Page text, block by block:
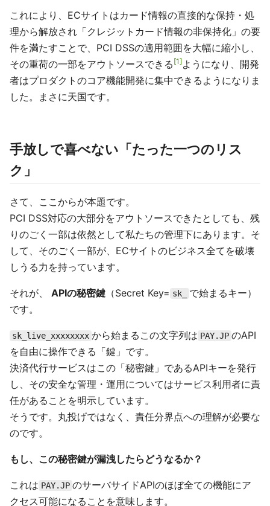
これにより、ECサイトはカード情報の直接的な保持・処
理から解放され「クレジットカード情報の非保持化」の要
件を満たすことで、PCI DSSの適用範囲を大幅に縮小し、
その重荷の一部をアウトソースできる 1 ようになり、開発
者はプロダクトのコア機能開発に集中できるようになりま
した。まさに天国です。
手放しで喜べない「たった一つのリス
ク」
さて、ここからが本題です。
PCI DSS対応の大部分をアウトソースできたとしても、残
りのごく一部は依然として私たちの管理下にあります。そ
して、そのごく一部が、ECサイトのビジネス全てを破壊
しうる力を持っています。
それが、 APIの秘密鍵 （Secret Key= sk_
で始まるキー）
です。
sk_live_xxxxxxxx から始まるこの文字列は PAY.JP のAPI
を自由に操作できる「鍵」です。
決済代行サービスはこの「秘密鍵」であるAPIキーを発行
し、その安全な管理・運用についてはサービス利用者に責
任があることを明示しています。
そうです。丸投げではなく、責任分界点への理解が必要な
のです。
もし、この秘密鍵が漏洩したらどうなるか？
これは PAY.JP のサーバサイドAPIのほぼ全ての機能にア
クセス可能になることを意味します。